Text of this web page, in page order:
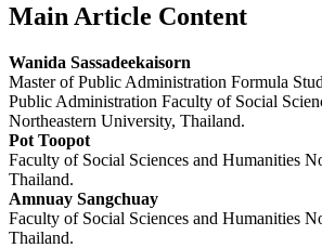
Main Article Content
Wanida Sassadeekaisorn
Master of Public Administration Formula
Public Administration Faculty of Social
Northeastern University, Thailand.
Pot Toopot
Faculty of Social Sciences and Humanities
Thailand.
Amnuay Sangchuay
Faculty of Social Sciences and Humanities
Thailand.